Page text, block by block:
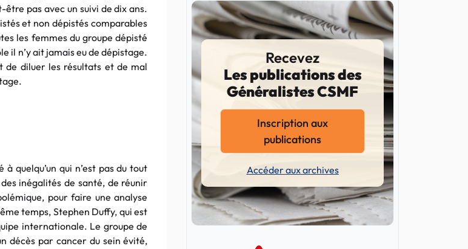
pas avec un suivi de dix ans.
et non dépistés comparables
les femmes du groupe dépisté
il n’y ait jamais eu de dépistage.
de diluer les résultats et de mal
quelqu’un qui n’est pas du tout
inégalités de santé, de réunir
pour faire une analyse
temps, Stephen Duffy, qui est
internationale. Le groupe de
décès par cancer du sein évité,
Recevez
Les publications des
Généralistes CSMF
Inscription aux
publications
Accéder aux archives